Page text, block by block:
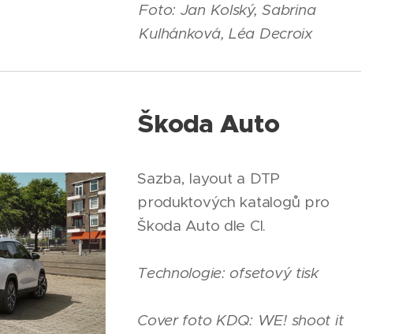
Foto: Jan Kolský, Sabrina
Kulhánková, Léa Decroix
Škoda Auto
Sazba, layout a DTP
produktových katalogů pro
Škoda Auto dle CI.
Technologie: ofsetový tisk
Cover foto KDQ: WE! shoot it